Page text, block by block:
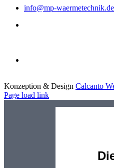
info@mp-waermetechnik.de
Konzeption & Design Calcanto
Page load link